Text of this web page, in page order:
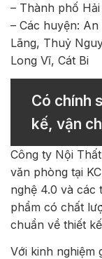
– Thành phố
– Các huyện:
Lãng, Thuỷ
Long Vĩ, Cát Bi
Có chính
kế, vận
Công ty Nội
văn phòng tại
nghệ 4.0 và các
phẩm có chất
chuẩn về thiết
Với kinh nghiệm